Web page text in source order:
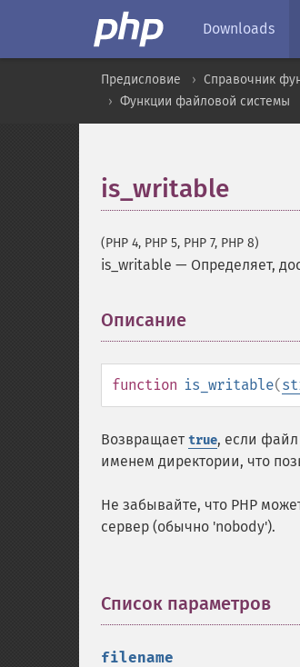
Downloads
Предисловие Справочник
Функции файловой системы
is_writable
(PHP 4, PHP 5, PHP 7, PHP 8)
is_writable — Определяет,
Описание
function is_writable(
Возвращает true, если файл
именем директории, что
Не забывайте, что PHP
сервер (обычно 'nobody').
Список параметров
filename